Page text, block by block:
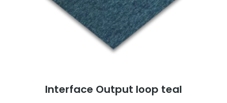
Interface Output loop teal